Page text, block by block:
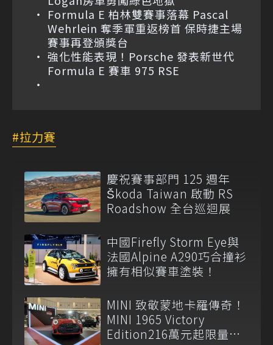
Formula E 柏林雙賽事落幕 Pascal
Wehrlein 奪季軍重返榜首 保時捷主場
賽事再登頒獎台
強化性能表現！Porsche 發表新世代
Formula E 賽車 975 RSE
拉力賽
慶祝賽事部門 125 週年
Škoda Taiwan 啟動 RS
Roadshow 全台巡迴展
中國Firefly Storm Eye與
法國Alpine A290巧合撞衫
擁有相似賽車塗裝！
MINI 致敬蒙地卡羅傳奇！
MINI 1965 Victory
Edition216萬元起限量登